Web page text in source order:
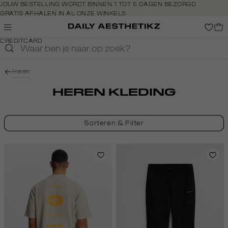
Navigeer
direct naar
de
Open de
direct
JOUW BESTELLING WORDT BINNEN 1 TOT 5 DAGEN BEZORGD
GRATIS AFHALEN IN AL ONZE WINKELS
GRATIS RETOURNEREN BINNEN 14 DAGEN IN DE WINKEL
BETAAL ZOALS JIJ WILT: O.A. BANCONTACT, RIVERTY, APPLE PAY &
CREDITCARD
Heren
HEREN KLEDING
Sorteren & Filter